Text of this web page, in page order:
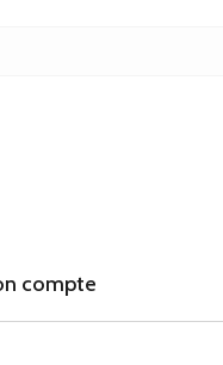
compte